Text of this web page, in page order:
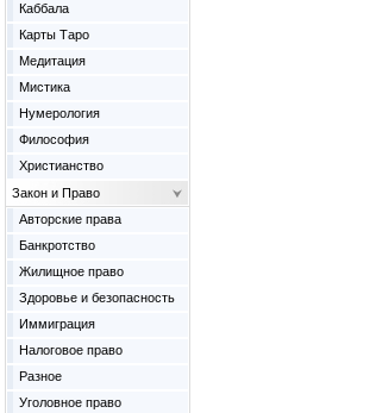
Каббала
Карты Таро
Медитация
Мистика
Нумерология
Философия
Христианство
Закон и Право
Авторские права
Банкротство
Жилищное право
Здоровье и безопасность
Иммиграция
Налоговое право
Разное
Уголовное право